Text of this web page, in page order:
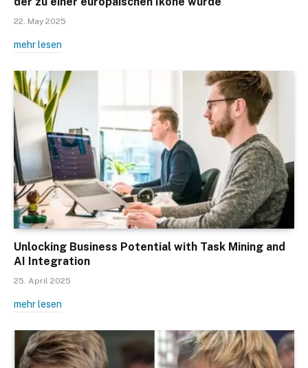
22. May 2025
mehr lesen
Unlocking Business Potential with Task Mining and
AI Integration
25. April 2025
mehr lesen